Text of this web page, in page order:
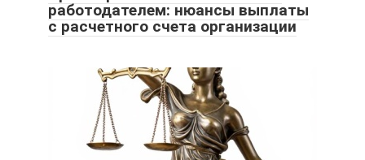
работодателем: нюансы выплаты
с расчетного счета организации